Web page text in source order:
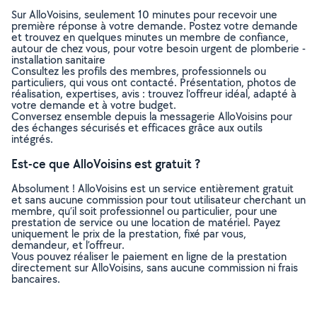
Sur AlloVoisins, seulement 10 minutes pour recevoir une
première réponse à votre demande. Postez votre demande
et trouvez en quelques minutes un membre de confiance,
autour de chez vous, pour votre besoin urgent de plomberie -
installation sanitaire
Consultez les profils des membres, professionnels ou
particuliers, qui vous ont contacté. Présentation, photos de
réalisation, expertises, avis : trouvez l'offreur idéal, adapté à
votre demande et à votre budget.
Conversez ensemble depuis la messagerie AlloVoisins pour
des échanges sécurisés et efficaces grâce aux outils
intégrés.
Est-ce que AlloVoisins est gratuit ?
Absolument ! AlloVoisins est un service entièrement gratuit
et sans aucune commission pour tout utilisateur cherchant un
membre, qu’il soit professionnel ou particulier, pour une
prestation de service ou une location de matériel. Payez
uniquement le prix de la prestation, fixé par vous,
demandeur, et l’offreur.
Vous pouvez réaliser le paiement en ligne de la prestation
directement sur AlloVoisins, sans aucune commission ni frais
bancaires.